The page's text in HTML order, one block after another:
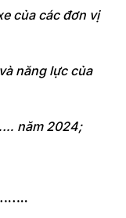
của các đơn vị
năng lực của
năm 2024;